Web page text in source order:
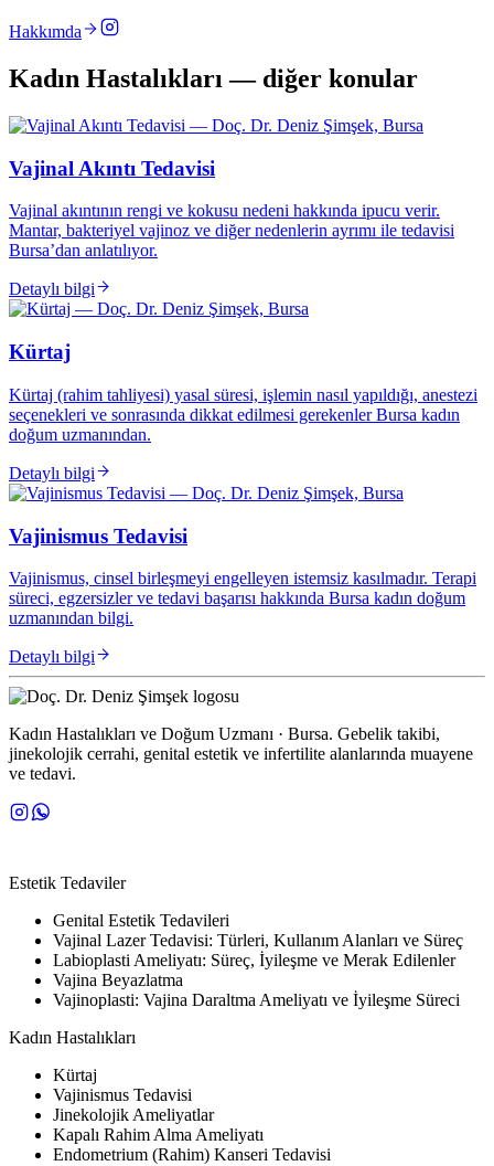
Hakkımda
Kadın Hastalıkları — diğer konular
Vajinal Akıntı Tedavisi
Vajinal akıntının rengi ve kokusu nedeni hakkında ipucu verir.
Mantar, bakteriyel vajinoz ve diğer nedenlerin ayrımı ile tedavisi
Bursa’dan anlatılıyor.
Detaylı bilgi
Kürtaj
Kürtaj (rahim tahliyesi) yasal süresi, işlemin nasıl yapıldığı, anestezi
seçenekleri ve sonrasında dikkat edilmesi gerekenler Bursa kadın
doğum uzmanından.
Detaylı bilgi
Vajinismus Tedavisi
Vajinismus, cinsel birleşmeyi engelleyen istemsiz kasılmadır. Terapi
süreci, egzersizler ve tedavi başarısı hakkında Bursa kadın doğum
uzmanından bilgi.
Detaylı bilgi
Kadın Hastalıkları ve Doğum Uzmanı · Bursa. Gebelik takibi,
jinekolojik cerrahi, genital estetik ve infertilite alanlarında muayene
ve tedavi.
Estetik Tedaviler
Genital Estetik Tedavileri
Vajinal Lazer Tedavisi: Türleri, Kullanım Alanları ve Süreç
Labioplasti Ameliyatı: Süreç, İyileşme ve Merak Edilenler
Vajina Beyazlatma
Vajinoplasti: Vajina Daraltma Ameliyatı ve İyileşme Süreci
Kadın Hastalıkları
Kürtaj
Vajinismus Tedavisi
Jinekolojik Ameliyatlar
Kapalı Rahim Alma Ameliyatı
Endometrium (Rahim) Kanseri Tedavisi